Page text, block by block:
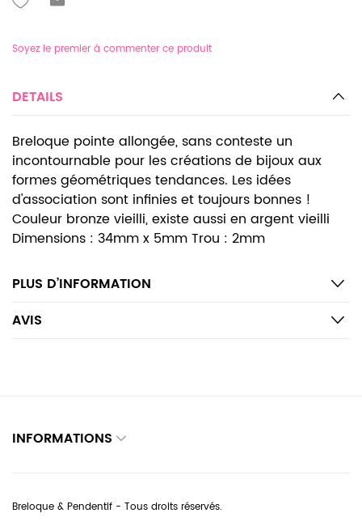
Soyez le premier à commenter ce produit
DETAILS
Breloque pointe allongée, sans conteste un
incontournable pour les créations de bijoux aux
formes géométriques tendances. Les idées
d'association sont infinies et toujours bonnes !
Couleur bronze vieilli, existe aussi en argent vieilli
Dimensions : 34mm x 5mm Trou : 2mm
PLUS D’INFORMATION
AVIS
INFORMATIONS
Breloque & Pendentif - Tous droits réservés.